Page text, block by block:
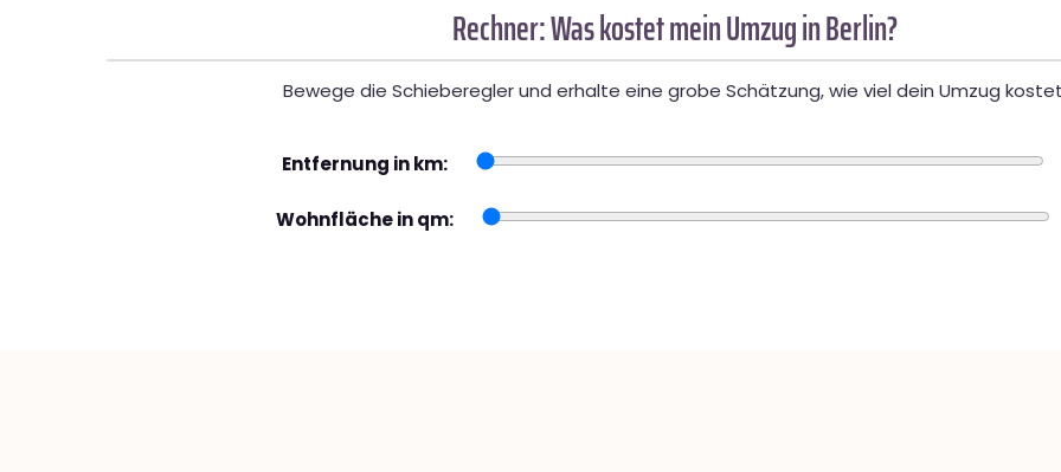
Rechner: Was kostet mein Umzug in Berlin?
Bewege die Schieberegler und erhalte eine grobe Schätzung, wie viel dein Umzug
Entfernung in km:
Wohnfläche in qm: